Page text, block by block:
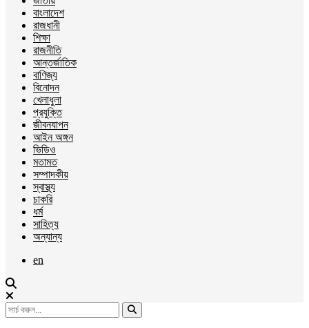
বাংলাদেশ
রাজধানী
শিক্ষা
রাজনীতি
আন্তর্জাতিক
বাণিজ্য
বিনোদন
খেলাধুলা
প্রযুক্তি
জীবনযাপন
আইন অঙ্গন
ভিডিও
মতামত
সম্পাদকীয়
স্বাস্থ্য
চাকরি
ধর্ম
সাহিত্য
অন্যান্য
en